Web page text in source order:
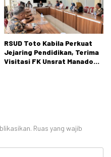
RSUD Toto Kabila Perkuat
Jejaring Pendidikan, Terima
Visitasi FK Unsrat Manado
Ruas yang wajib